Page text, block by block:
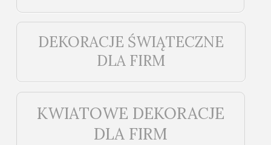
DEKORACJE ŚWIĄTECZNE
DLA FIRM
KWIATOWE DEKORACJE
DLA FIRM